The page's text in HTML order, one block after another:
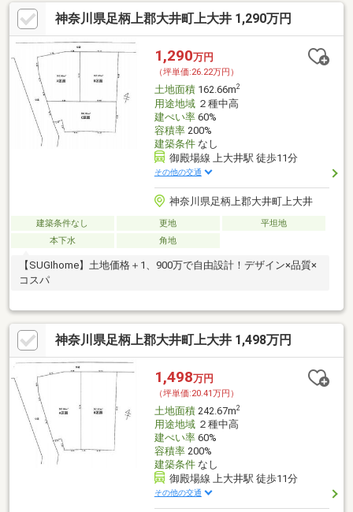
神奈川県足柄上郡大井町上大井 1,290万円
1,290万円
（坪単価:26.22万円）
土地面積162.66m2
用途地域２種中高
建ぺい率60%
容積率200%
建築条件なし
御殿場線 上大井駅 徒歩11分
その他の交通
神奈川県足柄上郡大井町上大井
建築条件なし 更地
平坦地
本下水
角地
【SUGIhome】土地価格＋1、900万で自由設計！デザイン×品質×
コスパ
神奈川県足柄上郡大井町上大井 1,498万円
1,498万円
（坪単価:20.41万円）
土地面積242.67m2
用途地域２種中高
建ぺい率60%
容積率200%
建築条件なし
御殿場線 上大井駅 徒歩11分
その他の交通